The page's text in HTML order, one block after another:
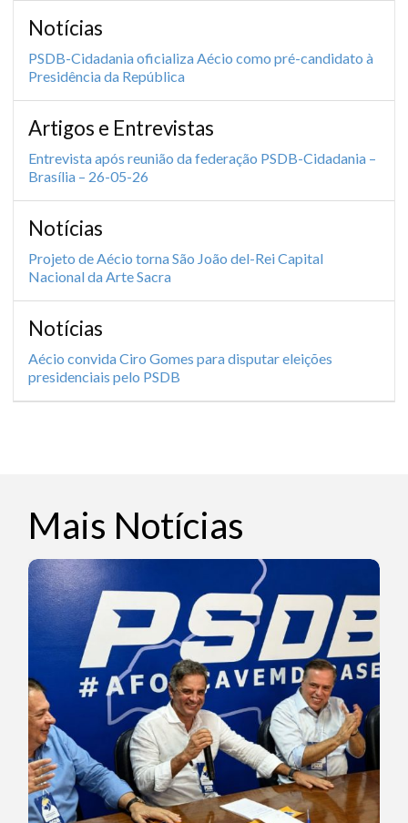
Notícias
PSDB-Cidadania oficializa Aécio como pré-candidato à
Presidência da República
Artigos e Entrevistas
Entrevista após reunião da federação PSDB-Cidadania –
Brasília – 26-05-26
Notícias
Projeto de Aécio torna São João del-Rei Capital
Nacional da Arte Sacra
Notícias
Aécio convida Ciro Gomes para disputar eleições
presidenciais pelo PSDB
Mais Notícias